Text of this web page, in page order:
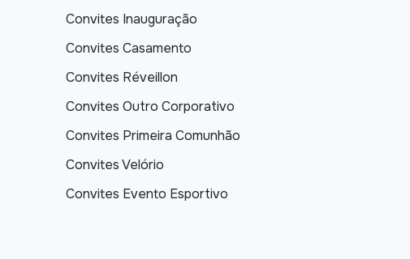
Convites Inauguração
Convites Casamento
Convites Réveillon
Convites Outro Corporativo
Convites Primeira Comunhão
Convites Velório
Convites Evento Esportivo